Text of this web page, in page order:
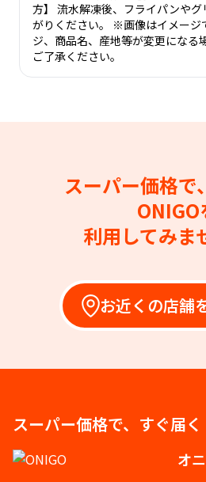
方】 流水解凍後、フライパンや
がりください。 ※画像はイメージ
ジ、商品名、産地等が変更になる
ご了承ください。
スーパー価格で
ONIGO
利用してみま
お近くの店舗
スーパー価格で、すぐ届く
オ